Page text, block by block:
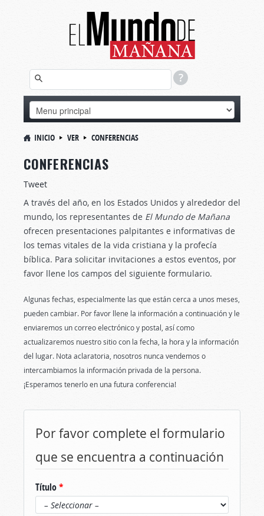
INICIO VER CONFERENCIAS
CONFERENCIAS
Tweet
A través del año, en los Estados Unidos y alrededor del
mundo, los representantes de El Mundo de Mañana
ofrecen presentaciones palpitantes e informativas de
los temas vitales de la vida cristiana y la profecía
bíblica. Para solicitar invitaciones a estos eventos, por
favor llene los campos del siguiente formulario.
Algunas fechas, especialmente las que están cerca a unos meses,
pueden cambiar. Por favor llene la información a continuación y le
enviaremos un correo electrónico y postal, así como
actualizaremos nuestro sitio con la fecha, la hora y la información
del lugar. Nota aclaratoria, nosotros nunca vendemos o
intercambiamos la información privada de la persona.
¡Esperamos tenerlo en una futura conferencia!
Por favor complete el formulario
que se encuentra a continuación
Título*